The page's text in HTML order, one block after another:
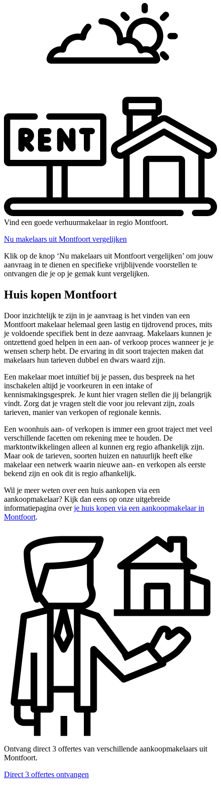
Vind een goede verhuurmakelaar in regio Montfoort.
Nu makelaars uit Montfoort vergelijken
Klik op de knop ‘Nu makelaars uit Montfoort vergelijken’ om jouw
aanvraag in te dienen en specifieke vrijblijvende voorstellen te
ontvangen die je op je gemak kunt vergelijken.
Huis kopen Montfoort
Door inzichtelijk te zijn in je aanvraag is het vinden van een
Montfoort makelaar helemaal geen lastig en tijdrovend proces, mits
je voldoende specifiek bent in deze aanvraag. Makelaars kunnen je
ontzettend goed helpen in een aan- of verkoop proces wanneer je je
wensen scherp hebt. De ervaring in dit soort trajecten maken dat
makelaars hun tarieven dubbel en dwars waard zijn.
Een makelaar moet intuïtief bij je passen, dus bespreek na het
inschakelen altijd je voorkeuren in een intake of
kennismakingsgesprek. Je kunt hier vragen stellen die jij belangrijk
vindt. Zorg dat je vragen stelt die voor jou relevant zijn, zoals
tarieven, manier van verkopen of regionale kennis.
Een woonhuis aan- of verkopen is immer een groot traject met veel
verschillende facetten om rekening mee te houden. De
marktontwikkelingen alleen al kunnen erg regio afhankelijk zijn.
Maar ook de tarieven, soorten huizen en natuurlijk heeft elke
makelaar een netwerk waarin nieuwe aan- en verkopen als eerste
bekend zijn en ook dit is regio afhankelijk.
Wil je meer weten over een huis aankopen via een
aankoopmakelaar? Kijk dan eens op onze uitgebreide
informatiepagina overje huis kopen via een aankoopmakelaar in
Montfoort.
Ontvang direct 3 offertes van verschillende aankoopmakelaars uit
Montfoort.
Direct 3 offertes ontvangen